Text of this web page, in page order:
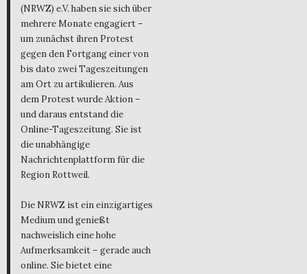
(NRWZ) e.V. haben sie sich über
mehrere Monate engagiert –
um zunächst ihren Protest
gegen den Fortgang einer von
bis dato zwei Tageszeitungen
am Ort zu artikulieren. Aus
dem Protest wurde Aktion –
und daraus entstand die
Online-Tageszeitung. Sie ist
die unabhängige
Nachrichtenplattform für die
Region Rottweil.
Die NRWZ ist ein einzigartiges
Medium und genießt
nachweislich eine hohe
Aufmerksamkeit – gerade auch
online. Sie bietet eine